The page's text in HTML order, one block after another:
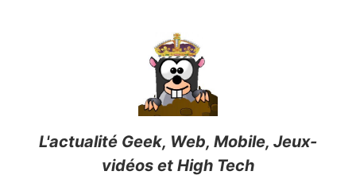
L'actualité Geek, Web, Mobile, Jeux-
vidéos et High Tech